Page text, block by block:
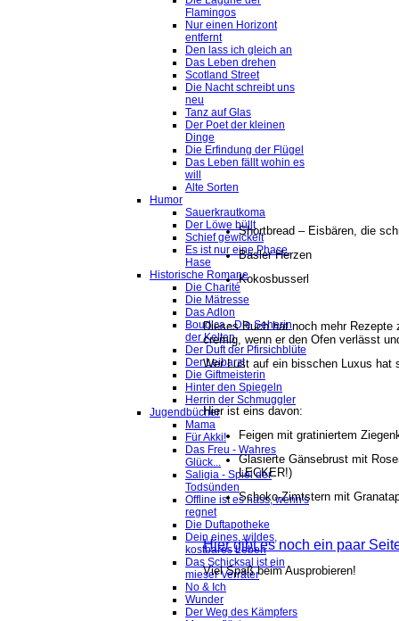
Flamingos
Nur einen Horizont
entfernt
Den lass ich gleich an
Das Leben drehen
Scotland Street
Die Nacht schreibt uns
neu
Tanz auf Glas
Der Poet der kleinen
Dinge
Die Erfindung der Flügel
Das Leben fällt wohin es
will
Alte Sorten
Humor
Sauerkrautkoma
Der Löwe büllt
Schief gewickelt
Es ist nur eine Phase,
Hase
Historische Romane
Die Charité
Die Mätresse
Das Adlon
Boudica - Die Seherin
der Kelten
Der Duft der Pfirsichblüte
Der Leibarzt
Die Giftmeisterin
Hinter den Spiegeln
Herrin der Schmuggler
Jugendbücher
Mama
Für Akki!
Das Freu - Wahres
Glück...
Saligia - Spiel der
Todsünden
Offline ist es nass, wenn's
regnet
Die Duftapotheke
Dein eines, wildes,
kostbares Leben
Das Schicksal ist ein
mieser Verräter
No & Ich
Wunder
Der Weg des Kämpfers
Shortbread – Eisbären, die
Basler Herzen
Kokosbusserl
Dieses Buch hat noch mehr
cremig, wenn er den Ofen verlässt
Wer Lust auf ein bisschen Luxus hat
Hier ist eins davon:
Feigen mit gratiniertem
Glasierte Gänsebrust mit
LECKER!)
Schoko-Zimtstern mit
Hier gibt es noch ein paar
Viel Spaß beim Ausprobieren!